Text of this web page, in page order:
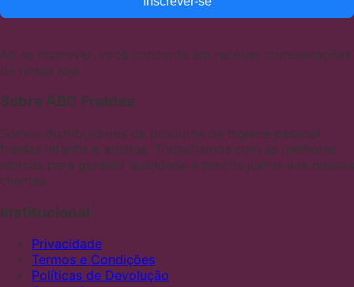
Ao se inscrever, você concorda em receber comunicações
de nossa loja.
Sobre ABC Fraldas
Somos distribuidores de produtos de higiene pessoal,
fraldas infantis e adultas. Trabalhamos com as melhores
marcas para garantir qualidade e preços justos aos nossos
clientes
Institucional
Privacidade
Termos e Condições
Políticas de Devolução